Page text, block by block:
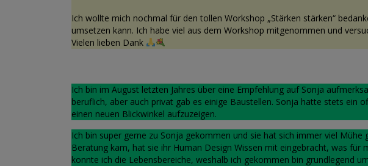
Ich wollte mich nochmal für den tollen Workshop „Stärken stärken“
umsetzen kann. Ich habe viel aus dem Workshop mitgenommen und
Vielen lieben Dank
Ich bin im August letzten Jahres über eine Empfehlung auf Sonja
beruflich, aber auch privat gab es einige Baustellen. Sonja hatte stets ein
einen neuen Blickwinkel aufzuzeigen.
Ich bin super gerne zu Sonja gekommen und sie hat sich immer viel
Beratung kam, hat sie ihr Human Design Wissen mit eingebracht, was für
konnte ich die Lebensbereiche, weshalb ich gekommen bin grundlegend